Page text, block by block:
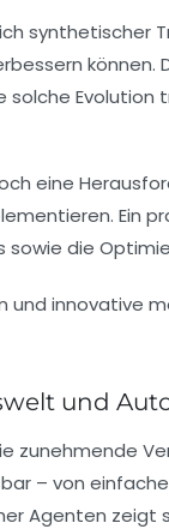
eine
Ein
sowie die
und
zunehmende
– von
Agenten